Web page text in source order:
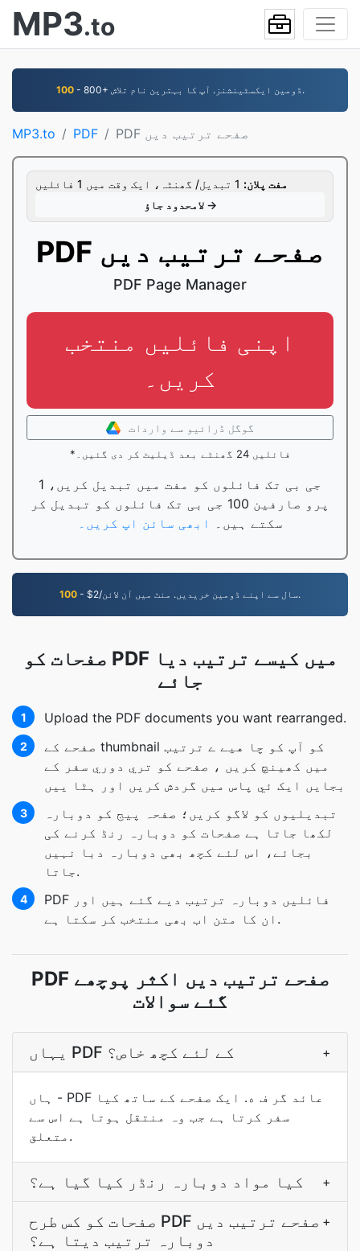
MP3.to
100 - 800+ ڈومین ایکسٹینشنز. آپ کا بہترین نام تلاش.
MP3.to PDF PDF صفحے ترتیب دیں
مفت پلان:
لامحدود جاؤ →
PDF صفحے ترتیب دیں
PDF Page Manager
اپنی فائلیں منتخب
کریں۔
گوگل ڈرائیو سے واردات
*فائلیں 24 گھنٹے بعد ڈیلیٹ کر دی گئیں۔
1 جی بی تک فائلوں کو مفت میں تبدیل کریں،
پرو صارفین 100 جی بی تک فائلوں کو تبدیل کر
سکتے ہیں۔ ابھی سائن اپ کریں۔
100 - $2/سال سے اپنے ڈومین خریدیں. منٹ میں آن لائن.
صفحات کو PDF میں کیسے ترتیب دیا
جائے
1 Upload the PDF documents you want rearranged.
2
صفحے کے thumbnail کو آپ کو چا هيے ے ترتيب
ميں کھينچ کريں ، صفحے کو تري دوري سفر کے
بجايں ایک ئي پاس ميں گردش کريں اور ہٹا ييں
3
تبدیلیوں کو لاگو کریں؛ صفحہ پیج کو دوبارہ
لکھا جاتا ہے صفحات کو دوبارہ رنڈ کرنے کی
بجائے، اس لئے کچھ بھی دوبارہ دبا نہیں
جاتا.
4
PDF فائلیں دوبارہ ترتیب دیے گئے ہیں اور
ان کا متن اب بھی منتخب کر سکتا ہے.
PDF صفحے ترتیب دیں اکثر پوچھے
گئے سوالات
یہاں PDF کے لئے کچھ خاص؟ +
ہاں - PDF عائد گر ف ه. ایک صفحے کے ساتھ کیا
سفر کرتا ہے جب وہ منتقل ہوتا ہے اس سے
متعلق.
کیا مواد دوبارہ رنڈر کیا گیا ہے؟ +
صفحات کو کس طرح PDF صفحے ترتیب دیں
دوبارہ ترتیب دیتا ہے؟
+